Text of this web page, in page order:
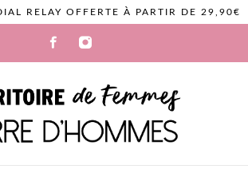
RELAY OFFERTE À PARTIR DE 29,90€